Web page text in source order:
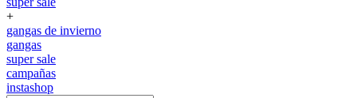
+
gangas de invierno
gangas
super sale
campañas
instashop